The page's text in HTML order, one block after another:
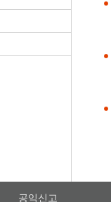
공익신고